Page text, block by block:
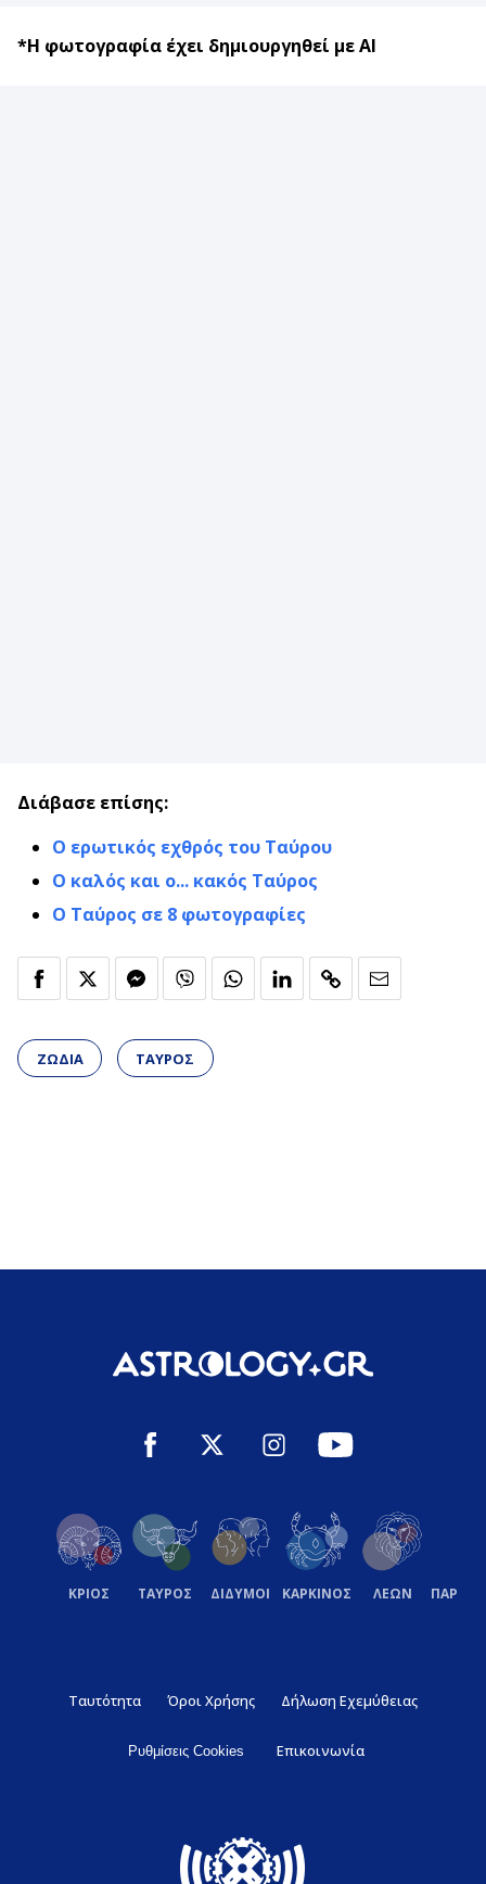
*Η φωτογραφία έχει δημιουργηθεί με AI
Διάβασε επίσης:
Ο ερωτικός εχθρός του Ταύρου
Ο καλός και ο... κακός Ταύρος
Ο Ταύρος σε 8 φωτογραφίες
ΖΩΔΙΑ ΤΑΥΡΟΣ
ΚΡΙΟΣ ΤΑΥΡΟΣ ΔΙΔΥΜΟΙ ΚΑΡΚΙΝΟΣ ΛΕΩΝ
Ταυτότητα Όροι Χρήσης Δήλωση Εχεμύθειας
Ρυθμίσεις Cookies Επικοινωνία